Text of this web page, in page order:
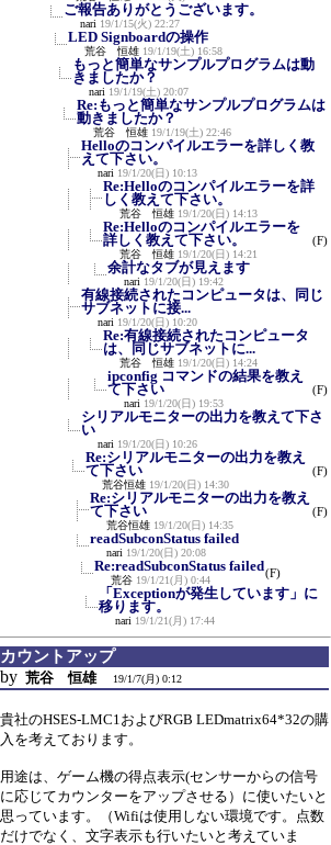
ご報告ありがとうございます。
nari 19/1/15(火) 22:27
LED Signboardの操作
荒谷 恒雄 19/1/19(土) 16:58
もっと簡単なサンプルプログラムは動
きましたか？
nari 19/1/19(土) 20:07
Re:もっと簡単なサンプルプログラムは
動きましたか？
荒谷 恒雄 19/1/19(土) 22:46
Helloのコンパイルエラーを詳しく教
えて下さい。
nari 19/1/20(日) 10:13
Re:Helloのコンパイルエラーを詳
しく教えて下さい。
荒谷 恒雄 19/1/20(日) 14:13
Re:Helloのコンパイルエラーを
詳しく教えて下さい。
荒谷 恒雄 19/1/20(日) 14:21
(F)
余計なタブが見えます
nari 19/1/20(日) 19:42
有線接続されたコンピュータは、同じ
サブネットに接...
nari 19/1/20(日) 10:20
Re:有線接続されたコンピュータ
は、同じサブネットに...
荒谷 恒雄 19/1/20(日) 14:24
ipconfig コマンドの結果を教え
て下さい
nari 19/1/20(日) 19:53
(F)
シリアルモニターの出力を教えて下さ
い
nari 19/1/20(日) 10:26
Re:シリアルモニターの出力を教え
て下さい
荒谷恒雄 19/1/20(日) 14:30
(F)
Re:シリアルモニターの出力を教え
て下さい
荒谷恒雄 19/1/20(日) 14:35
(F)
readSubconStatus failed
nari 19/1/20(日) 20:08
Re:readSubconStatus failed
荒谷 19/1/21(月) 0:44
(F)
「Exceptionが発生しています」に
移ります。
nari 19/1/21(月) 17:44
カウントアップ
by 荒谷 恒雄 19/1/7(月) 0:12
貴社のHSES-LMC1およびRGB LEDmatrix64*32の購
入を考えております。
用途は、ゲーム機の得点表示(センサーからの信号
に応じてカウンターをアップさせる）に使いたいと
思っています。（Wifiは使用しない環境です。点数
だけでなく、文字表示も行いたいと考えていま